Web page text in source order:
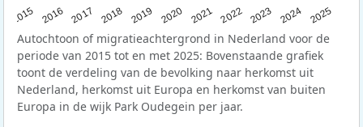
2015 2016 2017 2018 2019 2020 2021 2022 2023 2024 2025
Autochtoon of migratieachtergrond in Nederland voor de
periode van 2015 tot en met 2025: Bovenstaande grafiek
toont de verdeling van de bevolking naar herkomst uit
Nederland, herkomst uit Europa en herkomst van buiten
Europa in de wijk Park Oudegein per jaar.